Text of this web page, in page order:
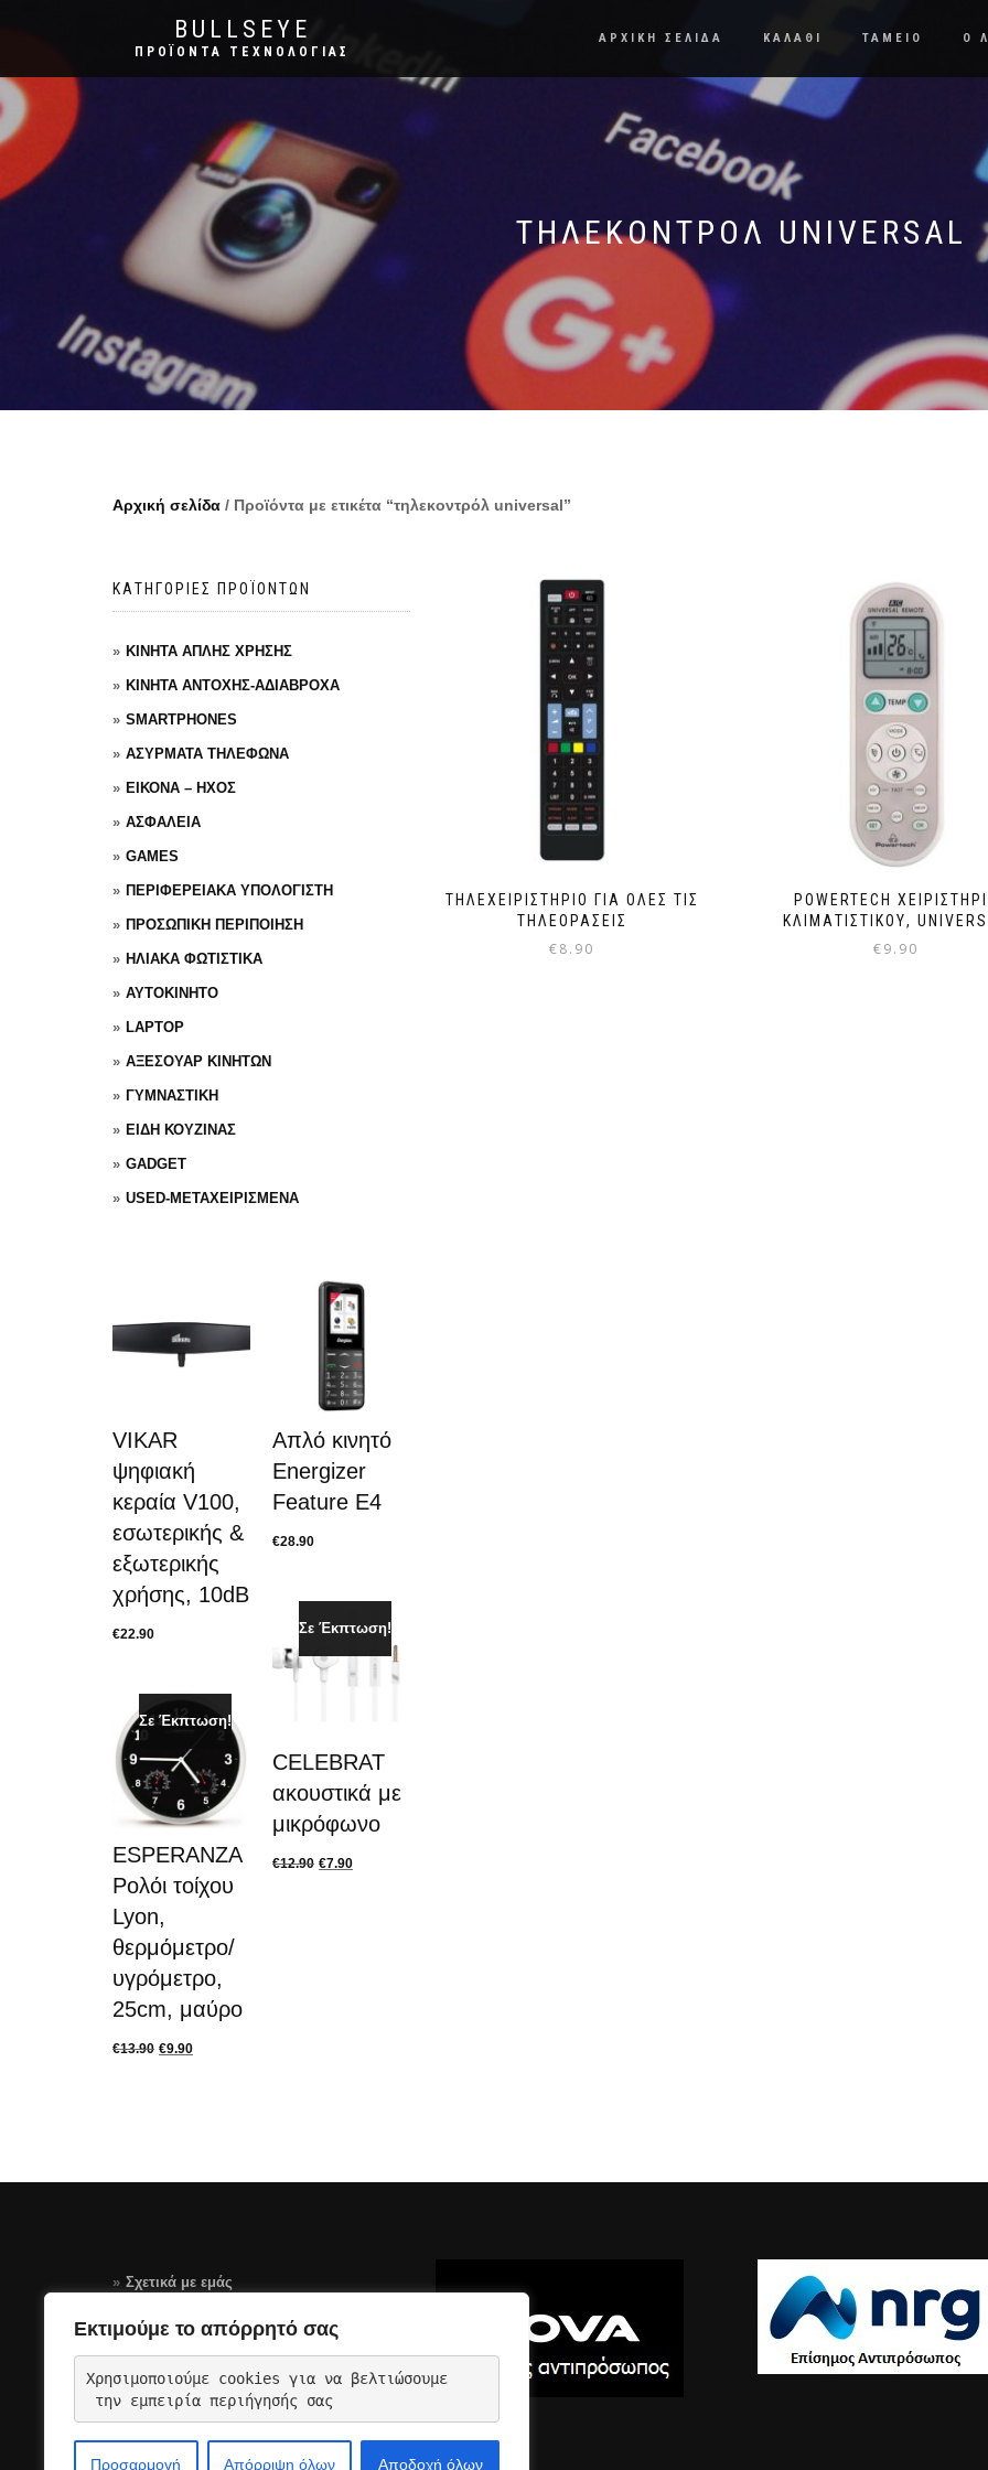
Εκτιμούμε το απόρρητό σας
Χρησιμοποιούμε cookies για να βελτιώσουμε
την εμπειρία περιήγησής σας
Προσαρμογή Απόρριψη όλων Αποδοχή όλων
BULLSEYE
ΠΡΟΪΌΝΤΑ ΤΕΧΝΟΛΟΓΊΑΣ
ΑΡΧΙΚΗ ΣΕΛΙΔΑ ΚΑΛΑΘΙ ΤΑΜΕΙΟ Ο
ΤΗΛΕΚΟΝΤΡΌΛ UNIVERSAL
Αρχική σελίδα / Προϊόντα με ετικέτα “τηλεκοντρόλ universal”
ΤΗΛΕΧΕΙΡΙΣΤΉΡΙΟ ΓΙΑ ΌΛΕΣ ΤΙΣ
ΤΗΛΕΟΡΆΣΕΙΣ
€8.90
POWERTECH
ΚΛΙΜΑΤΙΣΤΙΚΟΎ,
€9.90
ΚΑΤΗΓΟΡΙΕΣ ΠΡΟΪΟΝΤΩΝ
ΚΙΝΗΤΑ ΑΠΛΗΣ ΧΡΗΣΗΣ
ΚΙΝΗΤΑ ΑΝΤΟΧΗΣ-ΑΔΙΑΒΡΟΧΑ
SMARTPHONES
ΑΣΥΡΜΑΤΑ ΤΗΛΕΦΩΝΑ
ΕΙΚΟΝΑ – ΗΧΟΣ
ΑΣΦΑΛΕΙΑ
GAMES
ΠΕΡΙΦΕΡΕΙΑΚΑ ΥΠΟΛΟΓΙΣΤΗ
ΠΡΟΣΩΠΙΚΗ ΠΕΡΙΠΟΙΗΣΗ
ΗΛΙΑΚΑ ΦΩΤΙΣΤΙΚΑ
ΑΥΤΟΚΙΝΗΤΟ
LAPTOP
ΑΞΕΣΟΥΑΡ ΚΙΝΗΤΩΝ
ΓΥΜΝΑΣΤΙΚΗ
ΕΙΔΗ ΚΟΥΖΙΝΑΣ
GADGET
USED-ΜΕΤΑΧΕΙΡΙΣΜΕΝΑ
VIKAR
ψηφιακή
κεραία V100,
εσωτερικής &
εξωτερικής
χρήσης, 10dB
€22.90
Σε Έκπτωση!
ESPERANZA
Ρολόι τοίχου
Lyon,
θερμόμετρο/
υγρόμετρο,
25cm, μαύρο
€13.90 €9.90
Απλό κινητό
Energizer
Feature E4
€28.90
Σε Έκπτωση!
CELEBRAT
ακουστικά με
μικρόφωνο
€12.90 €7.90
Σχετικά με εμάς
Τρόποι Πληρωμής
Όροι Χρήσης Σελίδας-GDPR
Επικοινωνια